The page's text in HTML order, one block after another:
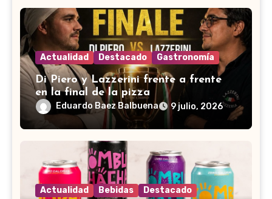
Actualidad Destacado Gastronomía
Di Piero y Lazzerini frente a frente
en la final de la pizza
Eduardo Baez Balbuena 9 julio, 2026
Actualidad Bebidas Destacado